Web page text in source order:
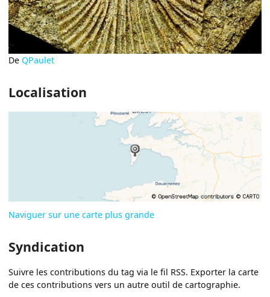
De QPaulet
Localisation
Naviguer sur une carte plus grande
Syndication
Suivre les contributions du tag via le fil RSS. Exporter la carte
de ces contributions vers un autre outil de cartographie.